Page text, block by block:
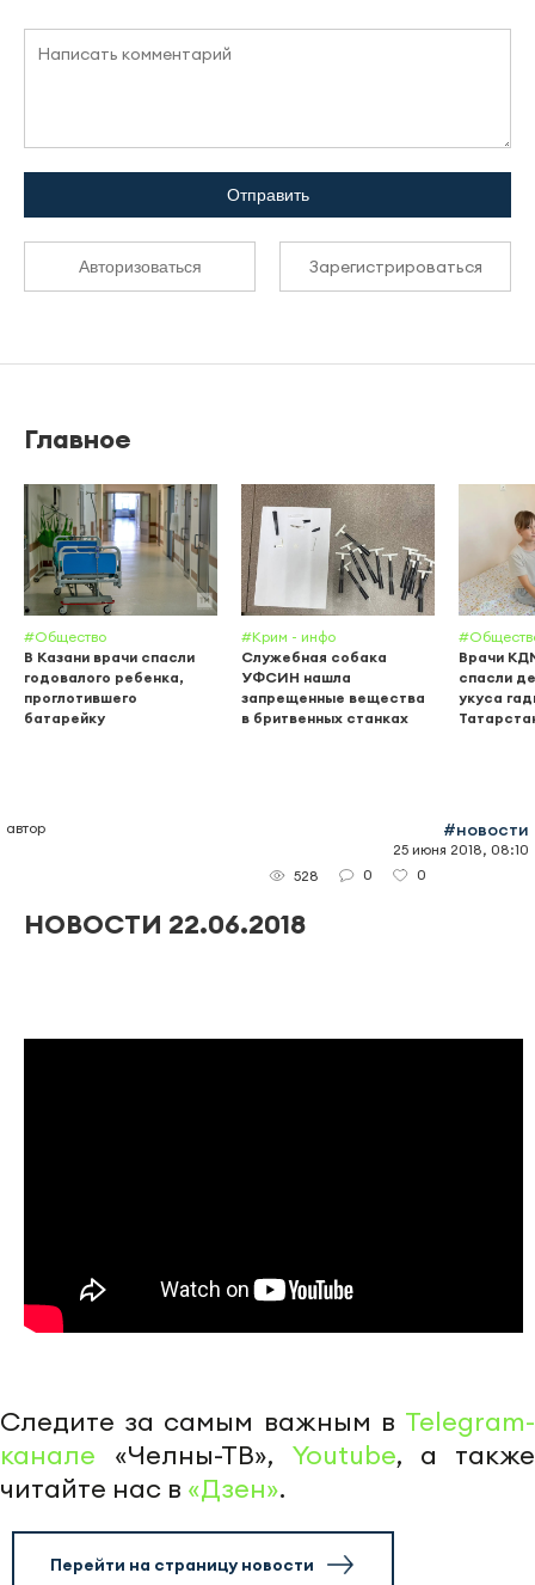
Отправить
Авторизоваться Зарегистрироваться
Главное
#Общество
В Казани врачи спасли
годовалого ребенка,
проглотившего
батарейку
#Крим - инфо
Служебная собака
УФСИН нашла
запрещенные вещества
в бритвенных станках
Врачи
спасли
укуса
автор #новости
25 июня 2018, 08:10
528
0 0
НОВОСТИ 22.06.2018
Следите за самым важным в Telegram-
канале «Челны-ТВ», Youtube, а также
читайте нас в «Дзен».
Перейти на страницу новости